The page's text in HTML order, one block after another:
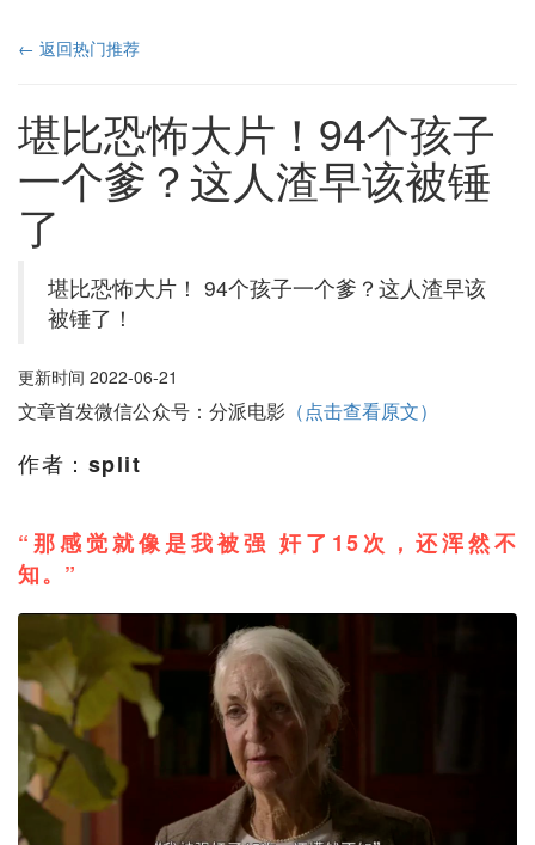
← 返回热门推荐
堪比恐怖大片！​94个孩子
一个爹？这人渣早该被锤
了
堪比恐怖大片！ ​94个孩子一个爹？这人渣早该
被锤了！
更新时间 2022-06-21
文章首发微信公众号：分派电影 （点击查看原文）
作者： split
“那感觉就像是我被强 奸了15次，还浑然不
知。”